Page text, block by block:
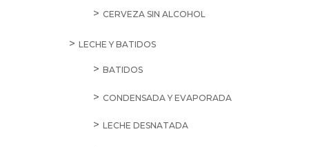
CERVEZA SIN ALCOHOL
LECHE Y BATIDOS
BATIDOS
CONDENSADA Y EVAPORADA
LECHE DESNATADA